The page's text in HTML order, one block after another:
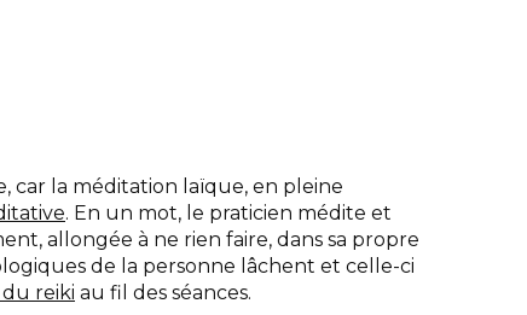
car la méditation laïque, en pleine
. En un mot, le praticien médite et
allongée à ne rien faire, dans sa propre
de la personne lâchent et celle-ci
reiki au fil des séances.